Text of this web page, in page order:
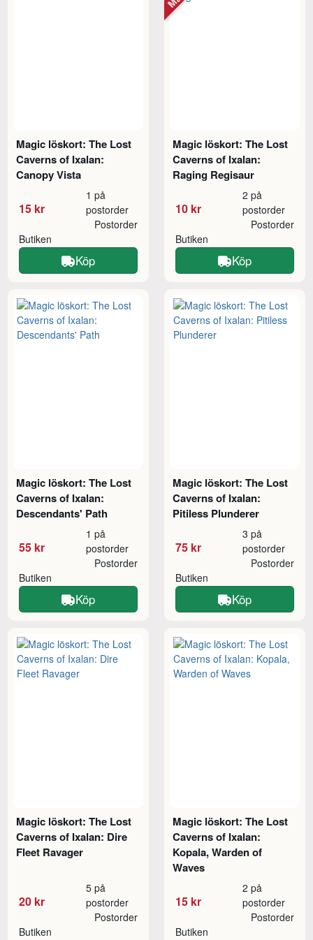
Magic löskort: The Lost
Caverns of Ixalan:
Canopy Vista
15 kr
1 på
postorder
Butiken
Postorder
Köp
Magic löskort: The Lost
Caverns of Ixalan:
Raging Regisaur
10 kr
2 på
postorder
Butiken
Postorder
Köp
Magic löskort: The Lost
Caverns of Ixalan:
Descendants' Path
55 kr
1 på
postorder
Butiken
Postorder
Köp
Magic löskort: The Lost
Caverns of Ixalan:
Pitiless Plunderer
75 kr
3 på
postorder
Butiken
Postorder
Köp
Magic löskort: The Lost
Caverns of Ixalan: Dire
Fleet Ravager
20 kr
5 på
postorder
Butiken
Postorder
Magic löskort: The Lost
Caverns of Ixalan:
Kopala, Warden of
Waves
15 kr
2 på
postorder
Butiken
Postorder